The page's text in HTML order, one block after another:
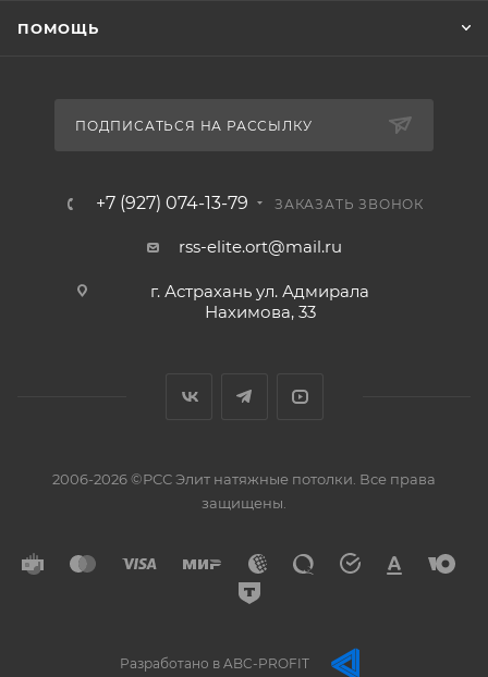
ПОМОЩЬ
ПОДПИСАТЬСЯ НА РАССЫЛКУ
+7 (927) 074-13-79 ЗАКАЗАТЬ ЗВОНОК
rss-elite.ort@mail.ru
г. Астрахань ул. Адмирала
Нахимова, 33
2006-2026 ©РСС Элит натяжные потолки. Все права
защищены.
Разработано в ABC-PROFIT